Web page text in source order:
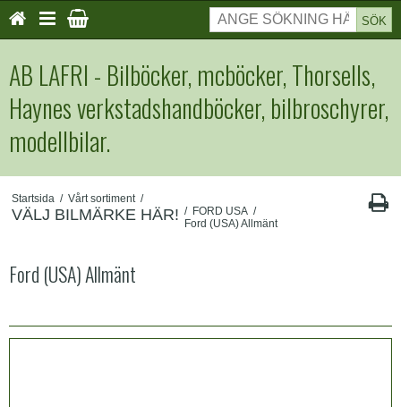
SÖK
AB LAFRI - Bilböcker, mcböcker, Thorsells,
Haynes verkstadshandböcker, bilbroschyrer,
modellbilar.
Startsida / Vårt sortiment /
VÄLJ BILMÄRKE HÄR! / FORD USA /
Ford (USA) Allmänt
Ford (USA) Allmänt